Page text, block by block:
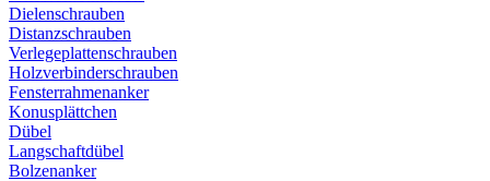
Dielenschrauben
Distanzschrauben
Verlegeplattenschrauben
Holzverbinderschrauben
Fensterrahmenanker
Konusplättchen
Dübel
Langschaftdübel
Bolzenanker